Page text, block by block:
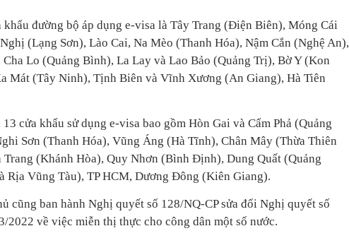
đường bộ áp dụng e-visa là Tây Trang (Điện Biên), Móng Cái
(Lạng Sơn), Lào Cai, Na Mèo (Thanh Hóa), Nậm Cắn (Nghệ An),
Lo (Quảng Bình), La Lay và Lao Bảo (Quảng Trị), Bờ Y (Kon
Mát (Tây Ninh), Tịnh Biên và Vĩnh Xương (An Giang), Hà Tiên
cửa khẩu sử dụng e-visa bao gồm Hòn Gai và Cẩm Phả (Quảng
Sơn (Thanh Hóa), Vũng Áng (Hà Tĩnh), Chân Mây (Thừa Thiên
Trang (Khánh Hòa), Quy Nhơn (Bình Định), Dung Quất (Quảng
Rịa Vũng Tàu), TP HCM, Dương Đông (Kiên Giang).
cũng ban hành Nghị quyết số 128/NQ-CP sửa đổi Nghị quyết số
2022 về việc miễn thị thực cho công dân một số nước.